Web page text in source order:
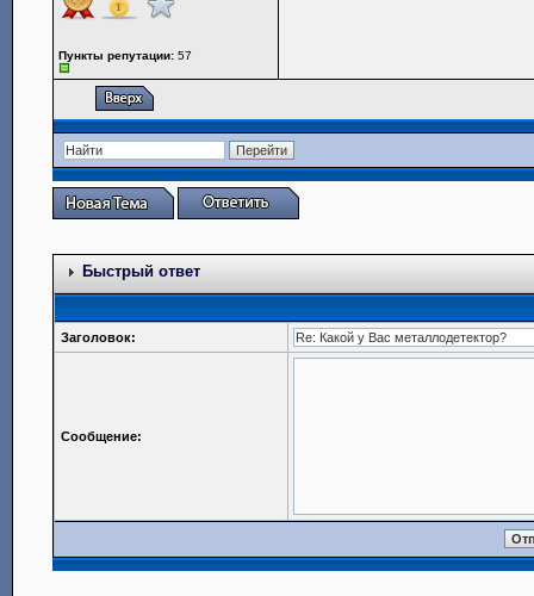
Пункты репутации: 57
Быстрый ответ
Заголовок:
Сообщение: